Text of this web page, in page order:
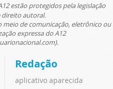
estão protegidos pela legislação
direito autoral.
de comunicação, eletrônico ou
expressa do A12
Redação
aplicativo aparecida